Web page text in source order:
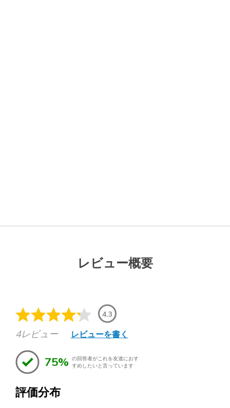
レビュー概要
4.3
4レビュー レビューを書く
75% の回答者がこれを友達におす
すめしたいと言っています
評価分布